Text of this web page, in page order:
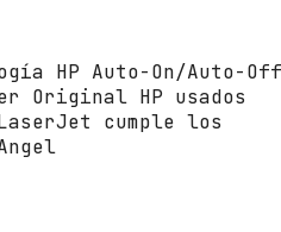
HP Auto-On/Auto-
Original HP usados
cumple los